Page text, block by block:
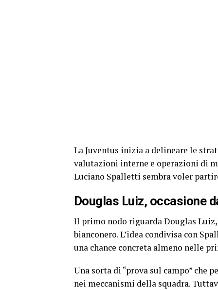
La Juventus inizia a delineare le
valutazioni interne e operazioni di
Luciano Spalletti sembra voler
Douglas Luiz, occasione
Il primo nodo riguarda Douglas
bianconero. L’idea condivisa con
una chance concreta almeno nelle
Una sorta di “prova sul campo”
nei meccanismi della squadra.